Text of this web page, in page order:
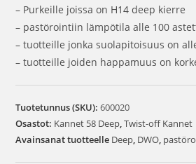
– Purkeille joissa on H14 deep kierre
– pastörointiin lämpötila alle 100
– tuotteille jonka suolapitoisuus on
– tuotteille joiden happamuus on
Tuotetunnus (SKU):600020
Osastot: Kannet 58 Deep,Twist-off Kannet
Avainsanat tuotteelle Deep, DWO,